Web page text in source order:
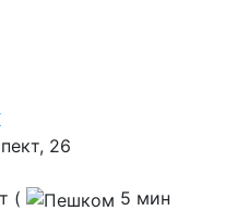
26
(
5 мин